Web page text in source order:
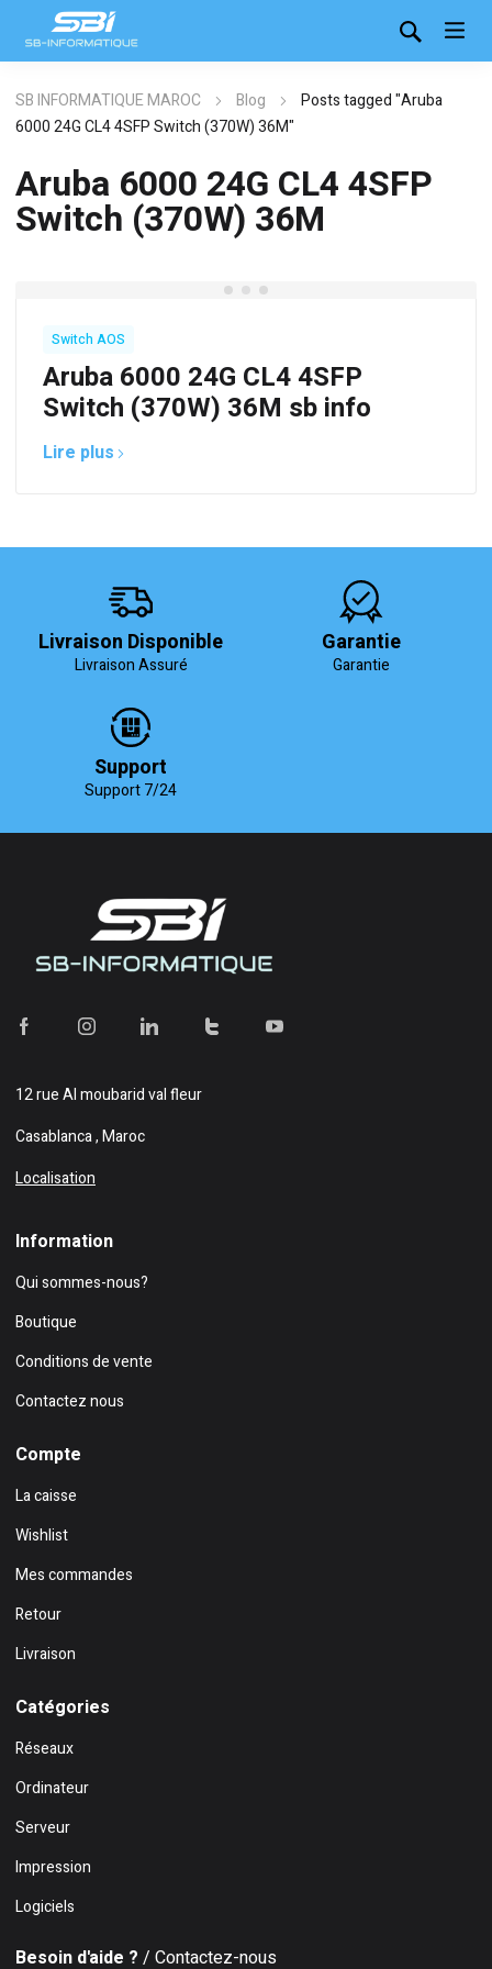
SB INFORMATIQUE MAROC Blog
Posts tagged "Aruba
6000 24G CL4 4SFP Switch (370W) 36M"
Aruba 6000 24G CL4 4SFP
Switch (370W) 36M
Switch AOS
Aruba 6000 24G CL4 4SFP
Switch (370W) 36M sb info
Lire plus
Livraison Disponible
Livraison Assuré
Garantie
Garantie
Support
Support 7/24
12 rue Al moubarid val fleur
Casablanca , Maroc
Localisation
Information
Qui sommes-nous?
Boutique
Conditions de vente
Contactez nous
Compte
La caisse
Wishlist
Mes commandes
Retour
Livraison
Catégories
Réseaux
Ordinateur
Serveur
Impression
Logiciels
Besoin d'aide ? / Contactez-nous